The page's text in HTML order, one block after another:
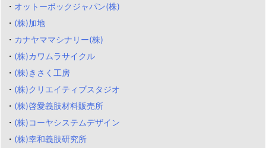
・ オットーボックジャパン(株)
・ (株)加地
・ カナヤママシナリー(株)
・ (株)カワムラサイクル
・ (株)きさく工房
・ (株)クリエイティブスタジオ
・ (株)啓愛義肢材料販売所
・ (株)コーヤシステムデザイン
・ (株)幸和義肢研究所